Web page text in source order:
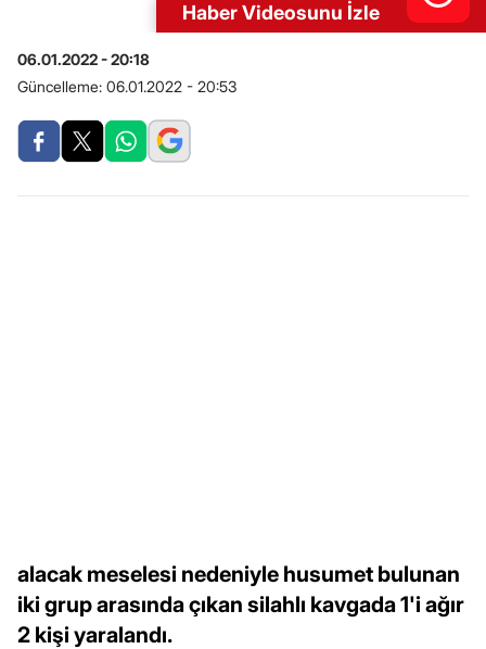
Haber Videosunu İzle
06.01.2022 - 20:18
Güncelleme: 06.01.2022 - 20:53
alacak meselesi nedeniyle husumet bulunan
iki grup arasında çıkan silahlı kavgada 1'i ağır
2 kişi yaralandı.